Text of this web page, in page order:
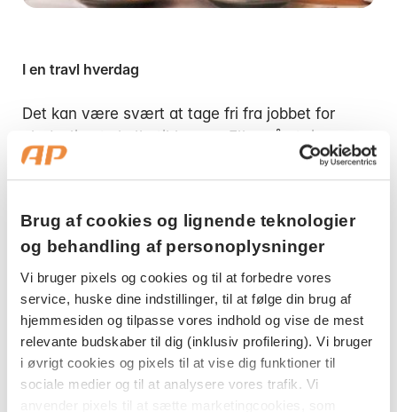
Brug af cookies og lignende teknologier
og behandling af personoplysninger
Vi bruger pixels og cookies og til at forbedre vores
service, huske dine indstillinger, til at følge din brug af
hjemmesiden og tilpasse vores indhold og vise de mest
relevante budskaber til dig (inklusiv profilering). Vi bruger
i øvrigt cookies og pixels til at vise dig funktioner til
sociale medier og til at analysere vores trafik. Vi
anvender pixels til at sætte marketingcookies, som
I en travl hverdag
Det kan være svært at tage fri fra jobbet for
pludselig at skulle til lægen. Eller nå at ringe
mellem klokken 8 og 9. Med vores online læge
kan du få hjælp af uden for almindelige
der højst 15 minutters ventetid.
På ferie eller i udlandet
Med online lægen har du og din familie tryghed